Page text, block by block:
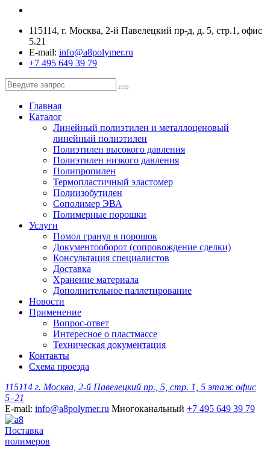
115114, г. Москва, 2-й Павелецкий пр-д, д. 5, стр.1, офис
5.21
E-mail: info@a8polymer.ru
+7 495 649 39 79
Главная
Каталог
Линейный полиэтилен и металлоценовый
линейный полиэтилен
Полиэтилен высокого давления
Полиэтилен низкого давления
Полипропилен
Термопластичный эластомер
Полиизобутилен
Сополимер ЭВА
Полимерные порошки
Услуги
Помол гранул в порошок
Документооборот (сопровождение сделки)
Консультация специалистов
Доставка
Хранение материала
Дополнительное паллетирование
Новости
Применение
Вопрос-ответ
Интересное о пластмассе
Техническая документация
Контакты
Схема проезда
115114 г. Москва, 2-й Павелецкий пр., 5, стр. 1, 5 этаж офис
5–21
E-mail: info@a8polymer.ru Многоканальный +7 495 649 39 79
Поставка
полимеров